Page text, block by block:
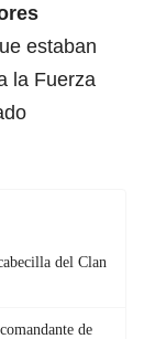
estaban
la Fuerza
del Clan
de